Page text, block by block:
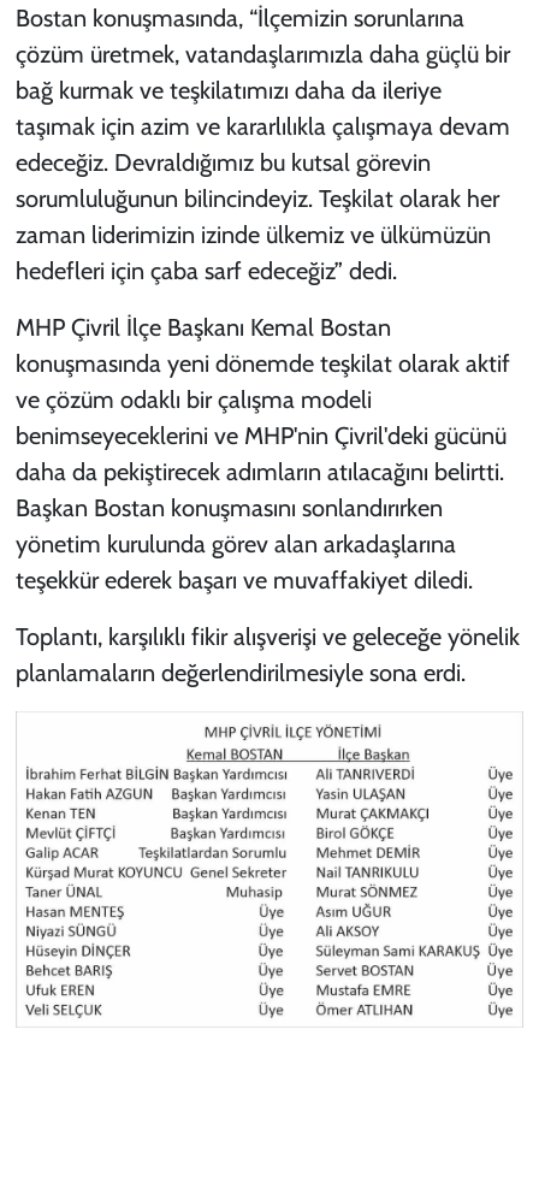
Bostan konuşmasında, “İlçemizin sorunlarına
çözüm üretmek, vatandaşlarımızla daha güçlü bir
bağ kurmak ve teşkilatımızı daha da ileriye
taşımak için azim ve kararlılıkla çalışmaya devam
edeceğiz. Devraldığımız bu kutsal görevin
sorumluluğunun bilincindeyiz. Teşkilat olarak her
zaman liderimizin izinde ülkemiz ve ülkümüzün
hedefleri için çaba sarf edeceğiz” dedi.
MHP Çivril İlçe Başkanı Kemal Bostan
konuşmasında yeni dönemde teşkilat olarak aktif
ve çözüm odaklı bir çalışma modeli
benimseyeceklerini ve MHP'nin Çivril'deki gücünü
daha da pekiştirecek adımların atılacağını belirtti.
Başkan Bostan konuşmasını sonlandırırken
yönetim kurulunda görev alan arkadaşlarına
teşekkür ederek başarı ve muvaffakiyet diledi.
Toplantı, karşılıklı fikir alışverişi ve geleceğe yönelik
planlamaların değerlendirilmesiyle sona erdi.